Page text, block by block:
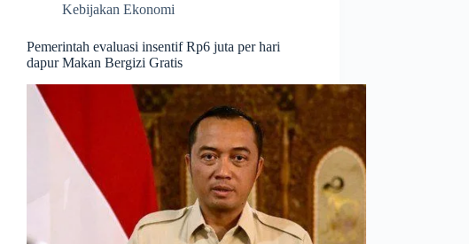
Kebijakan Ekonomi
Pemerintah evaluasi insentif Rp6 juta per hari
dapur Makan Bergizi Gratis